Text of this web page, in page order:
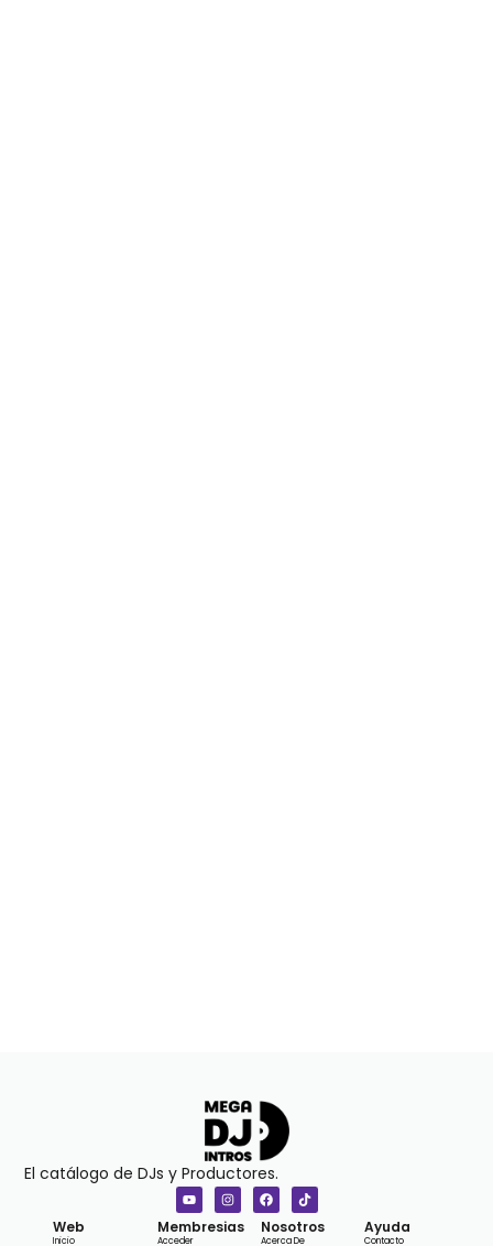
El catálogo de DJs y Productores.
Web
Inicio
Membresias
Acceder
Nosotros
Acerca De
Ayuda
Contacto